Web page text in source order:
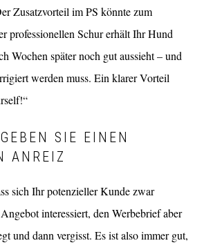
Zusatzvorteil im PS könnte zum
professionellen Schur erhält Ihr Hund
Wochen später noch gut aussieht – und
werden muss. Ein klarer Vorteil
SIE EINEN
ANREIZ
sich Ihr potenzieller Kunde zwar
interessiert, den Werbebrief aber
und dann vergisst. Es ist also immer gut,